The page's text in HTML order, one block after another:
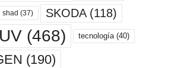
shad (37) SKODA(118)
(468) tecnología(40)
(190)